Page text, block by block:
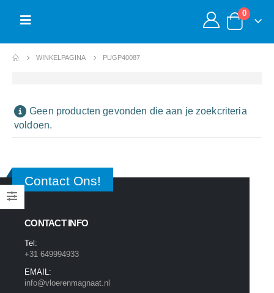
0
WINKELPAGINA PUGP40087
Geen producten gevonden die aan je zoekcriteria
voldoen.
Contact Ons!
CONTACT INFO
Tel:
+31 649994933
EMAIL:
info@vloerenmagnaat.nl